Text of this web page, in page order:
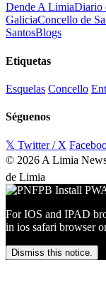
Dende A LimiaDiario
GaliciaConcello de
SantosBlogs
Etiquetas
Esquelas Concello
Séguenos
𝕏 Twitter / X
© 2026 A Limia
de Limia
For IOS and IPAD
in ios safari browser
Dismiss this notice.